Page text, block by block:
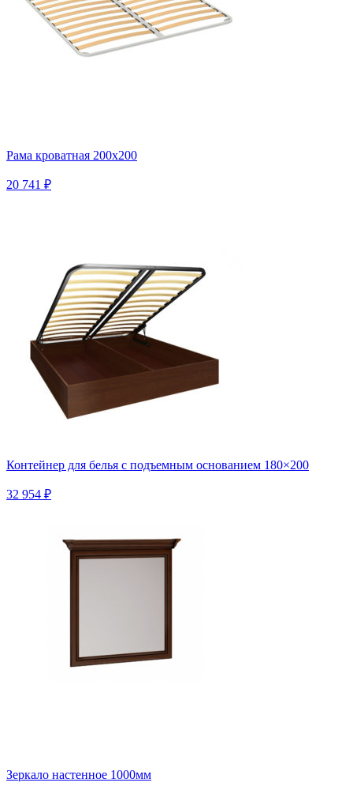
Рама кроватная 200х200
20 741 ₽
Контейнер для белья с подъемным основанием 180×200
32 954 ₽
Зеркало настенное 1000мм